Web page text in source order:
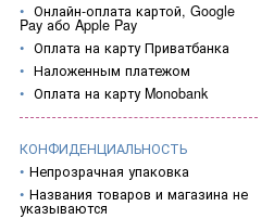
Онлайн-оплата картой, Google
Pay або Apple Pay
Оплата на карту Приватбанка
Наложенным платежом
Оплата на карту Monobank
КОНФИДЕНЦИАЛЬНОСТЬ
Непрозрачная упаковка
Названия товаров и магазина не
указываются